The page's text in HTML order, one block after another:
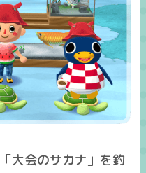
大会のサカナ」を釣